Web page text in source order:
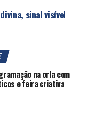
sinal visível
na orla com
e feira criativa